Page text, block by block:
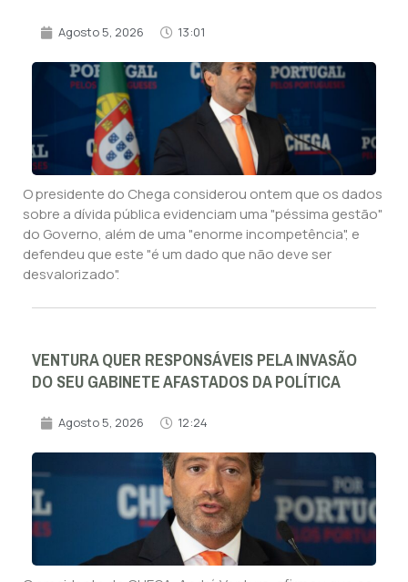
Agosto 5, 2026 13:01
O presidente do Chega considerou ontem que os dados
sobre a dívida pública evidenciam uma "péssima gestão"
do Governo, além de uma "enorme incompetência", e
defendeu que este "é um dado que não deve ser
desvalorizado".
VENTURA QUER RESPONSÁVEIS PELA INVASÃO
DO SEU GABINETE AFASTADOS DA POLÍTICA
Agosto 5, 2026 12:24